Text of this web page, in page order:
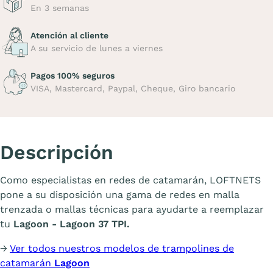
En 3 semanas
Atención al cliente
A su servicio de lunes a viernes
Pagos 100% seguros
VISA, Mastercard, Paypal, Cheque, Giro bancario
Descripción
Como especialistas en redes de catamarán, LOFTNETS
pone a su disposición una gama de redes en malla
trenzada o mallas técnicas para ayudarte a reemplazar
tu Lagoon - Lagoon 37 TPI.
→ Ver todos nuestros modelos de trampolines de
catamarán Lagoon